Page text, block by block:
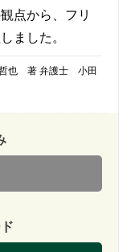
点から、フリ
ました。
哲也 著 弁護士 小田